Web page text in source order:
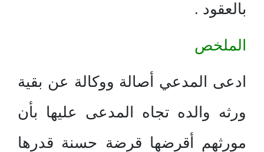
بالعقود .
الملخص
ادعى المدعي أصالة ووكالة عن بقية
ورثه والده تجاه المدعى عليها بأن
مورثهم أقرضها قرضة حسنة قدرها